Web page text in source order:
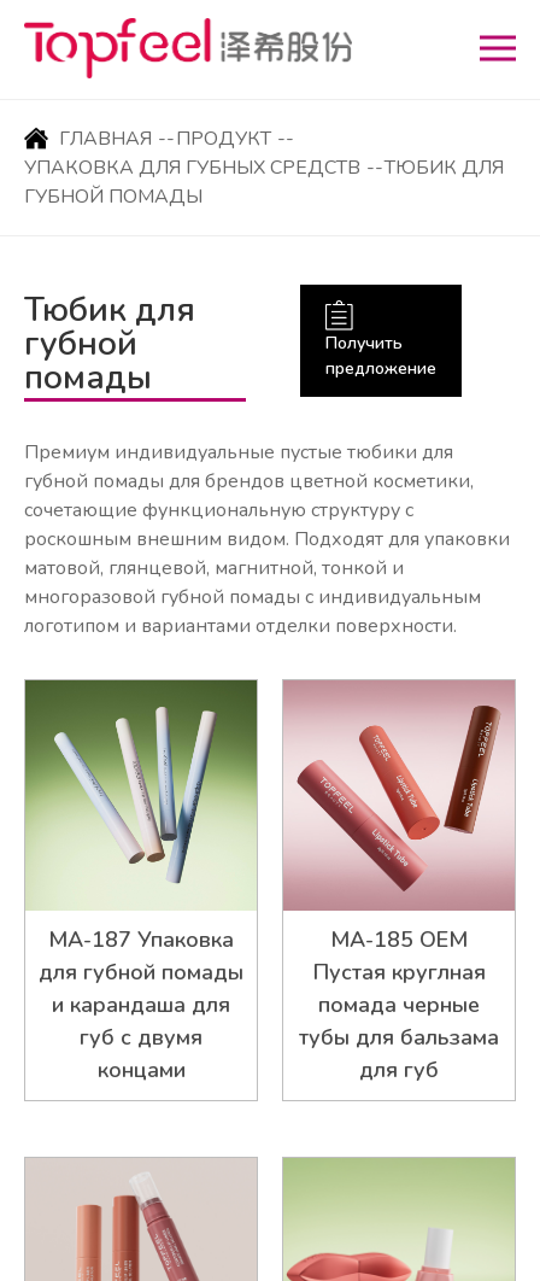
ГЛАВНАЯ --ПРОДУКТ --
УПАКОВКА ДЛЯ ГУБНЫХ СРЕДСТВ --ТЮБИК ДЛЯ
ГУБНОЙ ПОМАДЫ
Тюбик для
губной
помады
Получить
предложение
Премиум индивидуальные пустые тюбики для
губной помады для брендов цветной косметики,
сочетающие функциональную структуру с
роскошным внешним видом. Подходят для упаковки
матовой, глянцевой, магнитной, тонкой и
многоразовой губной помады с индивидуальным
логотипом и вариантами отделки поверхности.
MA-187 Упаковка
для губной помады
и карандаша для
губ с двумя
концами
MA-185 OEM
Пустая круглная
помада черные
тубы для бальзама
для губ